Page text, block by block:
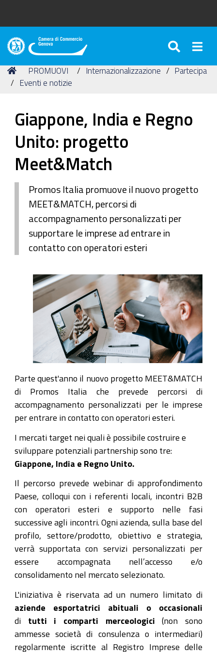
Camera
Commercio
di
Tu
sei
Home
PROMUOVI Internazionalizzazione
Partecipa
Eventi e notizie
Giappone, India e Regno
Unito: progetto
Meet&Match
Promos Italia promuove il nuovo progetto
MEET&MATCH, percorsi di
accompagnamento personalizzati per
supportare le imprese ad entrare in
contatto con operatori esteri
Parte quest'anno il nuovo progetto MEET&MATCH
di Promos Italia che prevede percorsi di
accompagnamento personalizzati per le imprese
per entrare in contatto con operatori esteri.
I mercati target nei quali è possibile costruire e
sviluppare potenziali partnership sono tre:
Giappone, India e Regno Unito.
Il percorso prevede webinar di approfondimento
Paese, colloqui con i referenti locali, incontri B2B
con operatori esteri e supporto nelle fasi
successive agli incontri. Ogni azienda, sulla base del
profilo, settore/prodotto, obiettivo e strategia,
verrà supportata con servizi personalizzati per
essere accompagnata nell’accesso e/o
consolidamento nel mercato selezionato.
L'iniziativa è riservata ad un numero limitato di
aziende esportatrici abituali o occasionali
di tutti i comparti merceologici (non sono
ammesse società di consulenza o intermediari)
regolarmente iscritte al Registro Imprese delle